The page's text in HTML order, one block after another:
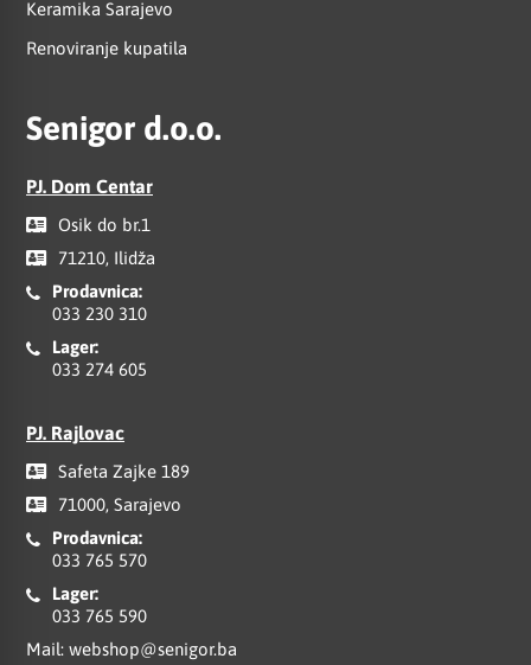
Keramika Sarajevo
Renoviranje kupatila
Senigor d.o.o.
PJ. Dom Centar
Osik do br.1
71210, Ilidža
Prodavnica:
033 230 310
Lager:
033 274 605
PJ. Rajlovac
Safeta Zajke 189
71000, Sarajevo
Prodavnica:
033 765 570
Lager:
033 765 590
Mail: webshop@senigor.ba